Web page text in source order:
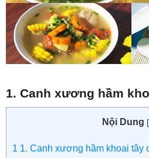
1. Canh xương hầm
Nội Dung [
1 1. Canh xương hầm khoai tây